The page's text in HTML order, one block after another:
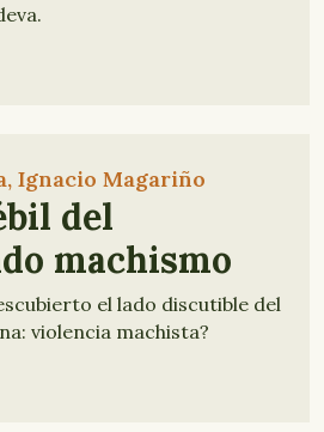
Ignacio Magariño
del
machismo
el lado discutible del
violencia machista?